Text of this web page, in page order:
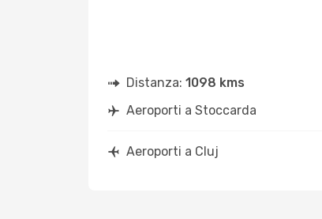
Distanza: 1098 kms
Aeroporti a Stoccarda
Aeroporti a Cluj